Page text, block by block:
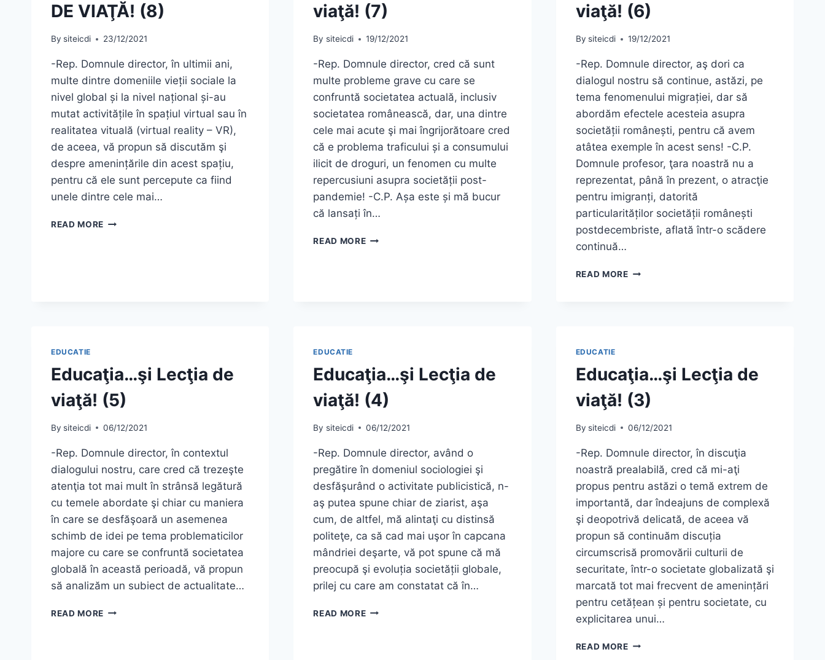
DE VIAŢĂ! (8)
By siteicdi 23/12/2021
-Rep. Domnule director, în ultimii ani,
multe dintre domeniile vieții sociale la
nivel global și la nivel național și-au
mutat activitățile în spațiul virtual sau în
realitatea vituală (virtual reality – VR),
de aceea, vă propun să discutăm şi
despre amenințările din acest spațiu,
pentru că ele sunt percepute ca fiind
unele dintre cele mai…
READ MORE EDUCAŢIA…
viaţă! (7)
By siteicdi 19/12/2021
-Rep. Domnule director, cred că sunt
multe probleme grave cu care se
confruntă societatea actuală, inclusiv
societatea românească, dar, una dintre
cele mai acute şi mai îngrijorătoare cred
că e problema traficului și a consumului
ilicit de droguri, un fenomen cu multe
repercusiuni asupra societății post-
pandemie! -C.P. Așa este și mă bucur
că lansați în…
READ MOREEDUCAŢIA…
viaţă! (6)
By siteicdi 19/12/2021
-Rep. Domnule director, aş dori ca
dialogul nostru să continue, astăzi, pe
tema fenomenului migrației, dar să
abordăm efectele acesteia asupra
societății românești, pentru că avem
atâtea exemple în acest sens! -C.P.
Domnule profesor, ţara noastră nu a
reprezentat, până în prezent, o atracţie
pentru imigranți, datorită
particularităților societății românești
postdecembriste, aflată într-o scădere
continuă…
READ MOREEDUCAŢIA…
EDUCATIE
Educaţia…şi Lecţia de
viaţă! (5)
By siteicdi 06/12/2021
-Rep. Domnule director, în contextul
dialogului nostru, care cred că trezeşte
atenţia tot mai mult în strânsă legătură
cu temele abordate şi chiar cu maniera
în care se desfăşoară un asemenea
schimb de idei pe tema problematicilor
majore cu care se confruntă societatea
globală în această perioadă, vă propun
să analizăm un subiect de actualitate…
READ MORE EDUCAŢIA…
EDUCATIE
Educaţia…şi Lecţia de
viaţă! (4)
By siteicdi 06/12/2021
-Rep. Domnule director, având o
pregătire în domeniul sociologiei şi
desfăşurând o activitate publicistică, n-
aş putea spune chiar de ziarist, aşa
cum, de altfel, mă alintaţi cu distinsă
politeţe, ca să cad mai uşor în capcana
mândriei deşarte, vă pot spune că mă
preocupă şi evoluția societății globale,
prilej cu care am constatat că în…
READ MOREEDUCAŢIA…
EDUCATIE
Educaţia…şi Lecţia de
viaţă! (3)
By siteicdi 06/12/2021
-Rep. Domnule director, în discuţia
noastră prealabilă, cred că mi-aţi
propus pentru astăzi o temă extrem de
importantă, dar îndeajuns de complexă
şi deopotrivă delicată, de aceea vă
propun să continuăm discuția
circumscrisă promovării culturii de
securitate, într-o societate globalizată şi
marcată tot mai frecvent de amenințări
pentru cetățean și pentru societate, cu
explicitarea unui…
READ MOREEDUCAŢIA…